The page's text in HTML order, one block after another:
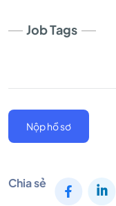
Job Tags
Nộp hồ sơ
Chia sẻ